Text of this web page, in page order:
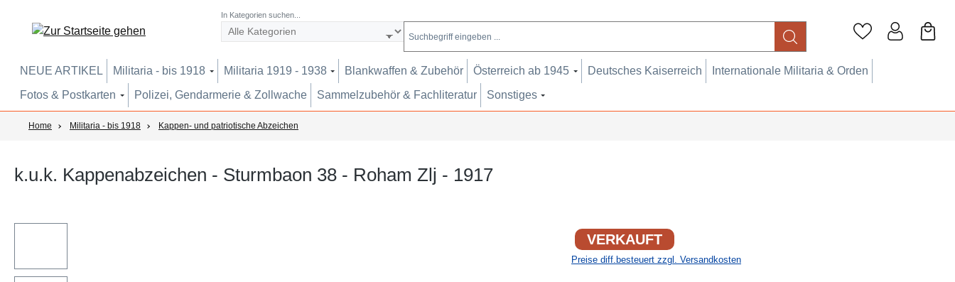
In Kategorien suchen...
NEUE ARTIKEL Militaria - bis 1918 Militaria 1919 - 1938 Blankwaffen & Zubehör Österreich ab 1945 Deutsches Kaiserreich
Internationale Militaria & Orden
Fotos & Postkarten
Polizei, Gendarmerie & Zollwache Sammelzubehör & Fachliteratur Sonstiges
Home Militaria - bis 1918 Kappen- und patriotische Abzeichen
k.u.k. Kappenabzeichen - Sturmbaon 38 - Roham Zlj - 1917
VERKAUFT
Preise diff.besteuert zzgl. Versandkosten